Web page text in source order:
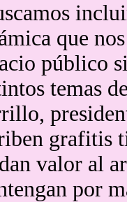
que
público
temas
grafitis
valor al
por